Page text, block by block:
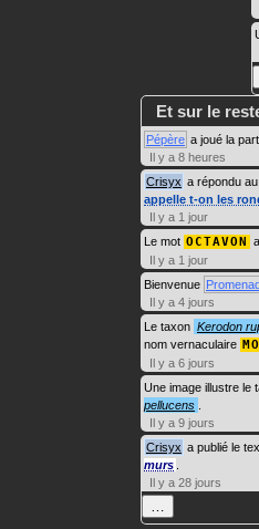
Et sur le
Pépère a joué la
Il y a 8 heures
Crisyx a répondu
appelle t-on les
Il y a 1 jour
Le mot OCTAVON
Il y a 1 jour
Bienvenue
Il y a 4 jours
Le taxon Kerodon
nom vernaculaire
Il y a 6 jours
Une image illustre le
pellucens
Il y a 9 jours
Crisyx a publié le
murs
Il y a 28 jours
…